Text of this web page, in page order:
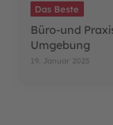
Das Beste
Büro-und
Umgebung
19. Januar 2025